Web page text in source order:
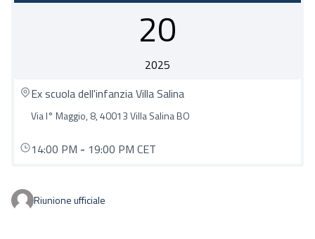
20
2025
Ex scuola dell'infanzia Villa Salina
Via I° Maggio, 8, 40013 Villa Salina BO
14:00 PM - 19:00 PM CET
Riunione ufficiale